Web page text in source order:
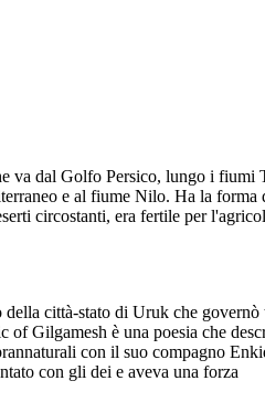
va dal Golfo Persico, lungo i fiumi
e al fiume Nilo. Ha la forma
circostanti, era fertile per
della città-stato di Uruk che governò
of Gilgamesh è una poesia che
con il suo compagno
con gli dei e aveva una forza